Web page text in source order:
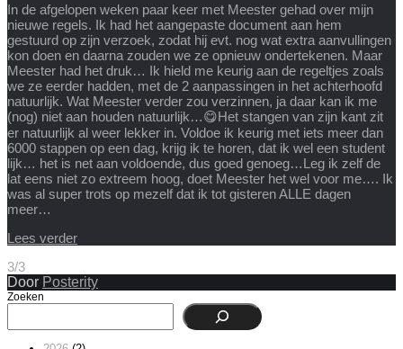
In de afgelopen weken paar keer met Meester gehad over mijn
nieuwe regels. Ik had het aangepaste document aan hem
gestuurd op zijn verzoek, zodat hij evt. nog wat extra aanvullingen
kon doen en daarna zouden we ze opnieuw ondertekenen. Maar
Meester had het druk… Ik hield me keurig aan de regeltjes zoals
we ze eerder hadden, met de 2 aanpassingen in het achterhoofd
natuurlijk. Wat Meester verder zou verzinnen, ja daar kan ik me
(nog) niet aan houden natuurlijk…😋Het stangen van zijn kant zit
er natuurlijk al weer lekker in. Voldoe ik keurig met iets meer dan
6000 stappen op een dag, krijg ik te horen, dat ik wel een student
lijk… het is net aan voldoende, dus goed genoeg…Leg ik zelf de
lat eens niet zo extreem hoog, doet Meester het wel voor me…. Ik
was al super trots op mezelf dat ik tot gisteren ALLE dagen
meer…
Lees verder
3/3
Door Posterity
Zoeken